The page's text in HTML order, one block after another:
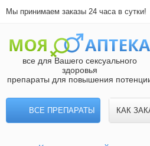
Мы принимаем заказы 24 часа в сутки!
все для Вашего сексуального
здоровья
препараты для повышения
ВСЕ ПРЕПАРАТЫ КАК